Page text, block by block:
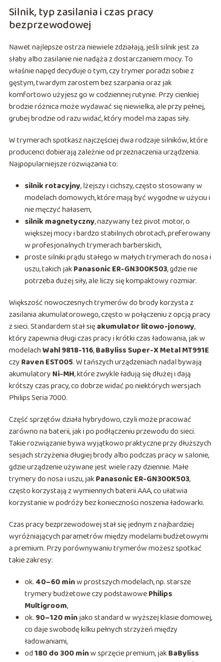
Silnik, typ zasilania i czas pracy
bezprzewodowej
Nawet najlepsze ostrza niewiele zdziałają, jeśli silnik jest za
słaby albo zasilanie nie nadąża z dostarczaniem mocy. To
właśnie napęd decyduje o tym, czy trymer poradzi sobie z
gęstym, twardym zarostem bez szarpania oraz jak
komfortowo użyjesz go w codziennej rutynie. Przy cienkiej
brodzie różnica może wydawać się niewielka, ale przy pełnej,
grubej brodzie od razu widać, który model ma zapas siły.
W trymerach spotkasz najczęściej dwa rodzaje silników, które
producenci dobierają zależnie od przeznaczenia urządzenia.
Najpopularniejsze rozwiązania to:
silnik rotacyjny, lżejszy i cichszy, często stosowany w
modelach domowych, które mają być wygodne w użyciu i
nie męczyć hałasem,
silnik magnetyczny, nazywany też pivot motor, o
większej mocy i bardzo stabilnych obrotach, preferowany
w profesjonalnych trymerach barberskich,
proste silniki prądu stałego w małych trymerach do nosa i
uszu, takich jakPanasonic ER-GN300K503, gdzie nie
potrzeba dużej siły, ale liczy się kompaktowy rozmiar.
Większość nowoczesnych trymerów do brody korzysta z
zasilania akumulatorowego, często w połączeniu z opcją pracy
z sieci. Standardem stał sięakumulator litowo-jonowy,
który zapewnia długi czas pracy i krótki czas ładowania, jak w
modelachWahl 9818-116,BaByliss Super-X Metal MT991E
czy Raven EST005. W tańszych urządzeniach nadal bywają
akumulatory Ni-MH, które zwykle ładują się dłużej i dają
krótszy czas pracy, co dobrze widać po niektórych wersjach
Philips Seria 7000.
Część sprzętów działa hybrydowo, czyli może pracować
zarówno na baterii, jak i po podłączeniu przewodu do sieci.
Takie rozwiązanie bywa wyjątkowo praktyczne przy dłuższych
sesjach strzyżenia długiej brody albo podczas pracy w salonie,
gdzie urządzenie używane jest wiele razy dziennie. Małe
trymery do nosa i uszu, jakPanasonic ER-GN300K503,
często korzystają z wymiennych baterii AAA, co ułatwia
korzystanie w podróży bez konieczności noszenia ładowarki.
Czas pracy bezprzewodowej stał się jednym z najbardziej
wyróżniających parametrów między modelami budżetowymi
a premium. Przy porównywaniu trymerów możesz spotkać
takie zakresy:
ok. 40–60 minw prostszych modelach, np. starsze
trymery budżetowe czy podstawowePhilips
Multigroom,
ok. 90–120 minjako standard w wyższej klasie domowej,
co daje swobodę kilku pełnych strzyżeń między
ładowaniami,
od180 do 300 minw sprzęcie premium, jakBaByliss